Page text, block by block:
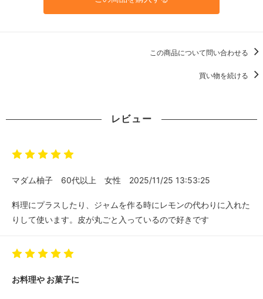
この商品について問い合わせる
買い物を続ける
レビュー
マダム柚子 60代以上 女性 2025/11/25 13:53:25
料理にプラスしたり、ジャムを作る時にレモンの代わりに入れた
りして使います。皮が丸ごと入っているので好きです
お料理や お菓子に